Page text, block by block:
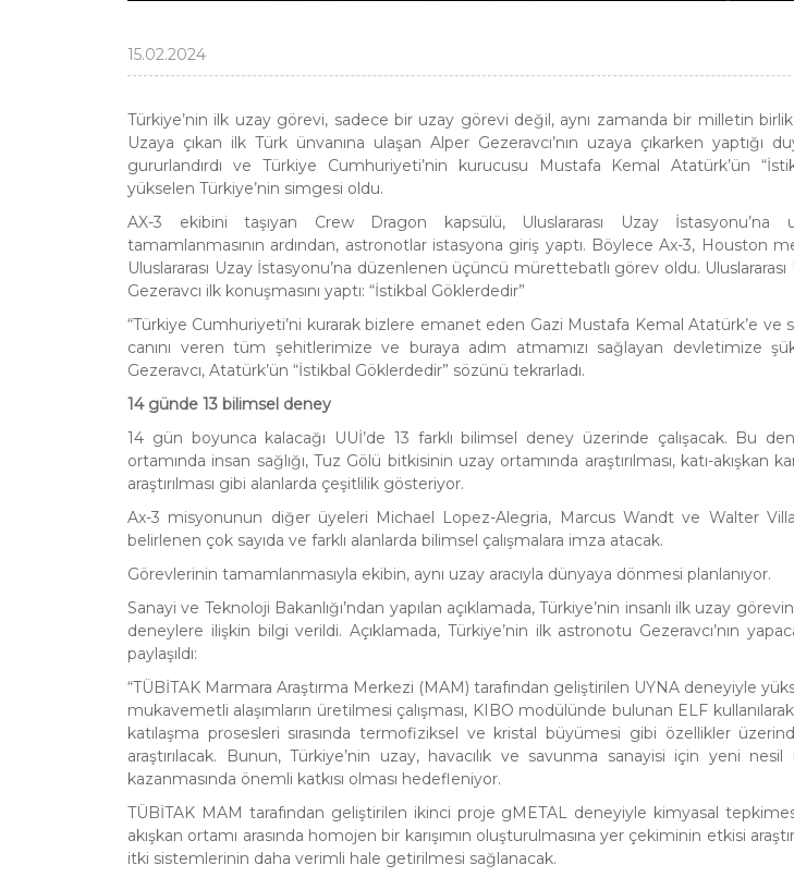
15.02.2024
Türkiye’nin ilk uzay görevi, sadece bir uzay görevi değil, aynı zamanda bir milletin
Uzaya çıkan ilk Türk ünvanına ulaşan Alper Gezeravcı’nın uzaya çıkarken yaptığı
gururlandırdı ve Türkiye Cumhuriyeti’nin kurucusu Mustafa Kemal Atatürk’ün
yükselen Türkiye’nin simgesi oldu.
AX-3 ekibini taşıyan Crew Dragon kapsülü, Uluslararası Uzay İstasyonu’na
tamamlanmasının ardından, astronotlar istasyona giriş yaptı. Böylece Ax-3, Houston
Uluslararası Uzay İstasyonu’na düzenlenen üçüncü mürettebatlı görev oldu.
Gezeravcı ilk konuşmasını yaptı: “İstikbal Göklerdedir”
“Türkiye Cumhuriyeti’ni kurarak bizlere emanet eden Gazi Mustafa Kemal Atatürk’e ve
canını veren tüm şehitlerimize ve buraya adım atmamızı sağlayan devletimize
Gezeravcı, Atatürk’ün “İstikbal Göklerdedir” sözünü tekrarladı.
14 günde 13 bilimsel deney
14 gün boyunca kalacağı UUİ’de 13 farklı bilimsel deney üzerinde çalışacak. Bu
ortamında insan sağlığı, Tuz Gölü bitkisinin uzay ortamında araştırılması, katı-akışkan
araştırılması gibi alanlarda çeşitlilik gösteriyor.
Ax-3 misyonunun diğer üyeleri Michael Lopez-Alegria, Marcus Wandt ve Walter
belirlenen çok sayıda ve farklı alanlarda bilimsel çalışmalara imza atacak.
Görevlerinin tamamlanmasıyla ekibin, aynı uzay aracıyla dünyaya dönmesi planlanıyor.
Sanayi ve Teknoloji Bakanlığı’ndan yapılan açıklamada, Türkiye’nin insanlı ilk uzay
deneylere ilişkin bilgi verildi. Açıklamada, Türkiye’nin ilk astronotu Gezeravcı’nın
paylaşıldı:
“TÜBİTAK Marmara Araştırma Merkezi (MAM) tarafından geliştirilen UYNA deneyiyle
mukavemetli alaşımların üretilmesi çalışması, KIBO modülünde bulunan ELF
katılaşma prosesleri sırasında termofiziksel ve kristal büyümesi gibi özellikler
araştırılacak. Bunun, Türkiye’nin uzay, havacılık ve savunma sanayisi için yeni
kazanmasında önemli katkısı olması hedefleniyor.
TÜBİTAK MAM tarafından geliştirilen ikinci proje gMETAL deneyiyle kimyasal
akışkan ortamı arasında homojen bir karışımın oluşturulmasına yer çekiminin etkisi
itki sistemlerinin daha verimli hale getirilmesi sağlanacak.